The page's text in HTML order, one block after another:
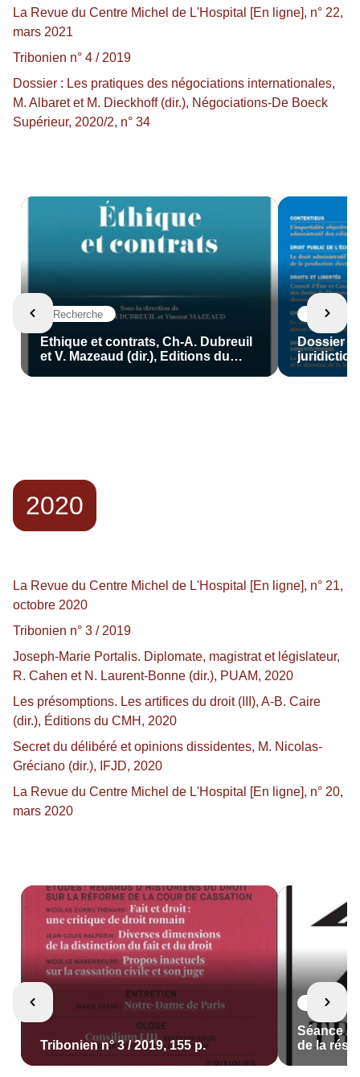
La Revue du Centre Michel de L'Hospital [En ligne], n° 22,
mars 2021
Tribonien n° 4 / 2019
Dossier : Les pratiques des négociations internationales,
M. Albaret et M. Dieckhoff (dir.), Négociations-De Boeck
Supérieur, 2020/2, n° 34
Recherche
Ethique et contrats, Ch-A. Dubreuil
et V. Mazeaud (dir.), Editions du
Recherche
Dossier
de la loi
2020
La Revue du Centre Michel de L'Hospital [En ligne], n° 21,
octobre 2020
Tribonien n° 3 / 2019
Joseph-Marie Portalis. Diplomate, magistrat et législateur,
R. Cahen et N. Laurent-Bonne (dir.), PUAM, 2020
Les présomptions. Les artifices du droit (III), A-B. Caire
(dir.), Éditions du CMH, 2020
Secret du délibéré et opinions dissidentes, M. Nicolas-
Gréciano (dir.), IFJD, 2020
La Revue du Centre Michel de L'Hospital [En ligne], n° 20,
mars 2020
Tribonien n° 3 / 2019, 155 p.
Séance
de la